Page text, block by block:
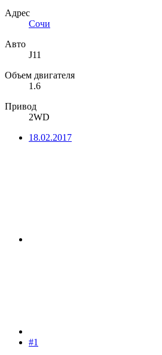
Адрес
Сочи
Авто
J11
Объем двигателя
1.6
Привод
2WD
18.02.2017
#1